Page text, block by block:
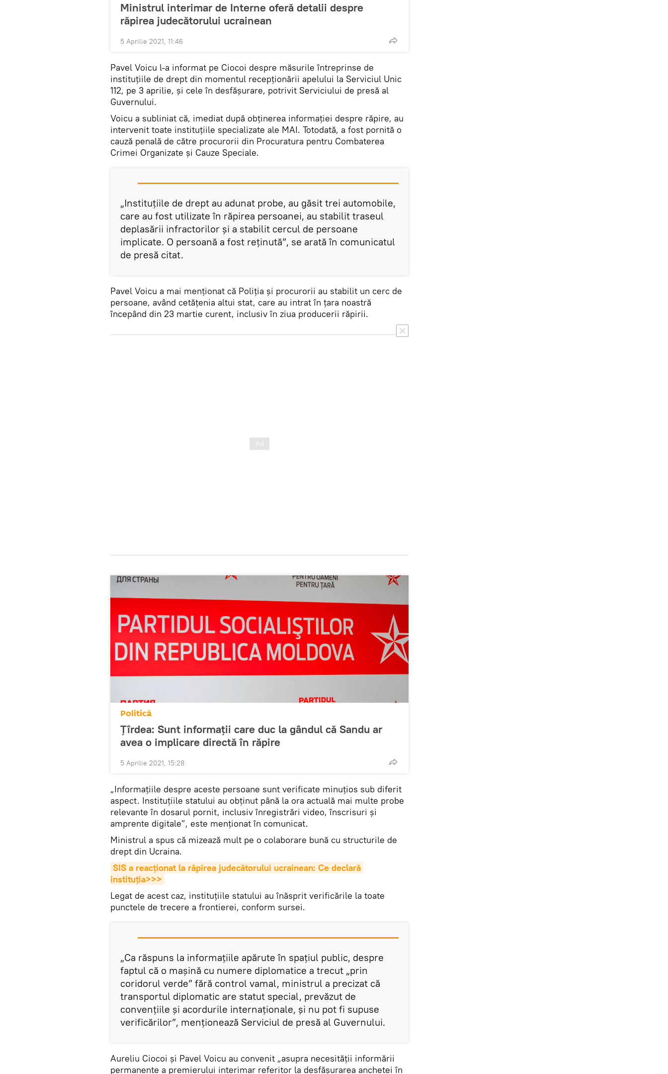
Ministrul interimar de Interne oferă detalii despre
răpirea judecătorului ucrainean
5 Aprilie 2021, 11:46
Pavel Voicu l-a informat pe Ciocoi despre măsurile întreprinse de
instituțiile de drept din momentul recepționării apelului la Serviciul Unic
112, pe 3 aprilie, și cele în desfășurare, potrivit Serviciului de presă al
Guvernului.
Voicu a subliniat că, imediat după obținerea informației despre răpire, au
intervenit toate instituțiile specializate ale MAI. Totodată, a fost pornită o
cauză penală de către procurorii din Procuratura pentru Combaterea
Crimei Organizate și Cauze Speciale.
„Instituțiile de drept au adunat probe, au găsit trei automobile,
care au fost utilizate în răpirea persoanei, au stabilit traseul
deplasării infractorilor și a stabilit cercul de persoane
implicate. O persoană a fost reținută”, se arată în comunicatul
de presă citat.
Pavel Voicu a mai menționat că Poliția și procurorii au stabilit un cerc de
persoane, având cetățenia altui stat, care au intrat în țara noastră
începând din 23 martie curent, inclusiv în ziua producerii răpirii.
Politică
Țîrdea: Sunt informații care duc la gândul că Sandu ar
avea o implicare directă în răpire
5 Aprilie 2021, 15:28
„Informațiile despre aceste persoane sunt verificate minuțios sub diferit
aspect. Instituțiile statului au obținut până la ora actuală mai multe probe
relevante în dosarul pornit, inclusiv înregistrări video, înscrisuri și
amprente digitale”, este menționat în comunicat.
Ministrul a spus că mizează mult pe o colaborare bună cu structurile de
drept din Ucraina.
SIS a reacționat la răpirea judecătorului ucrainean: Ce declară
instituția>>>
Legat de acest caz, instituțiile statului au înăsprit verificările la toate
punctele de trecere a frontierei, conform sursei.
„Ca răspuns la informațiile apărute în spațiul public, despre
faptul că o mașină cu numere diplomatice a trecut „prin
coridorul verde” fără control vamal, ministrul a precizat că
transportul diplomatic are statut special, prevăzut de
convențiile și acordurile internaționale, și nu pot fi supuse
verificărilor”, menționează Serviciul de presă al Guvernului.
Aureliu Ciocoi și Pavel Voicu au convenit „asupra necesității informării
permanente a premierului interimar referitor la desfășurarea anchetei în